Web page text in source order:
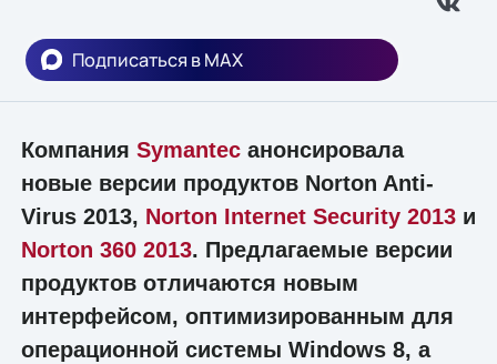
Подписаться в MAX
Компания Symantecанонсировала
новые версии продуктов Norton Anti-
Virus 2013, Norton Internet Security 2013и
Norton 360 2013. Предлагаемые версии
продуктов отличаются новым
интерфейсом, оптимизированным для
операционной системы Windows 8, а